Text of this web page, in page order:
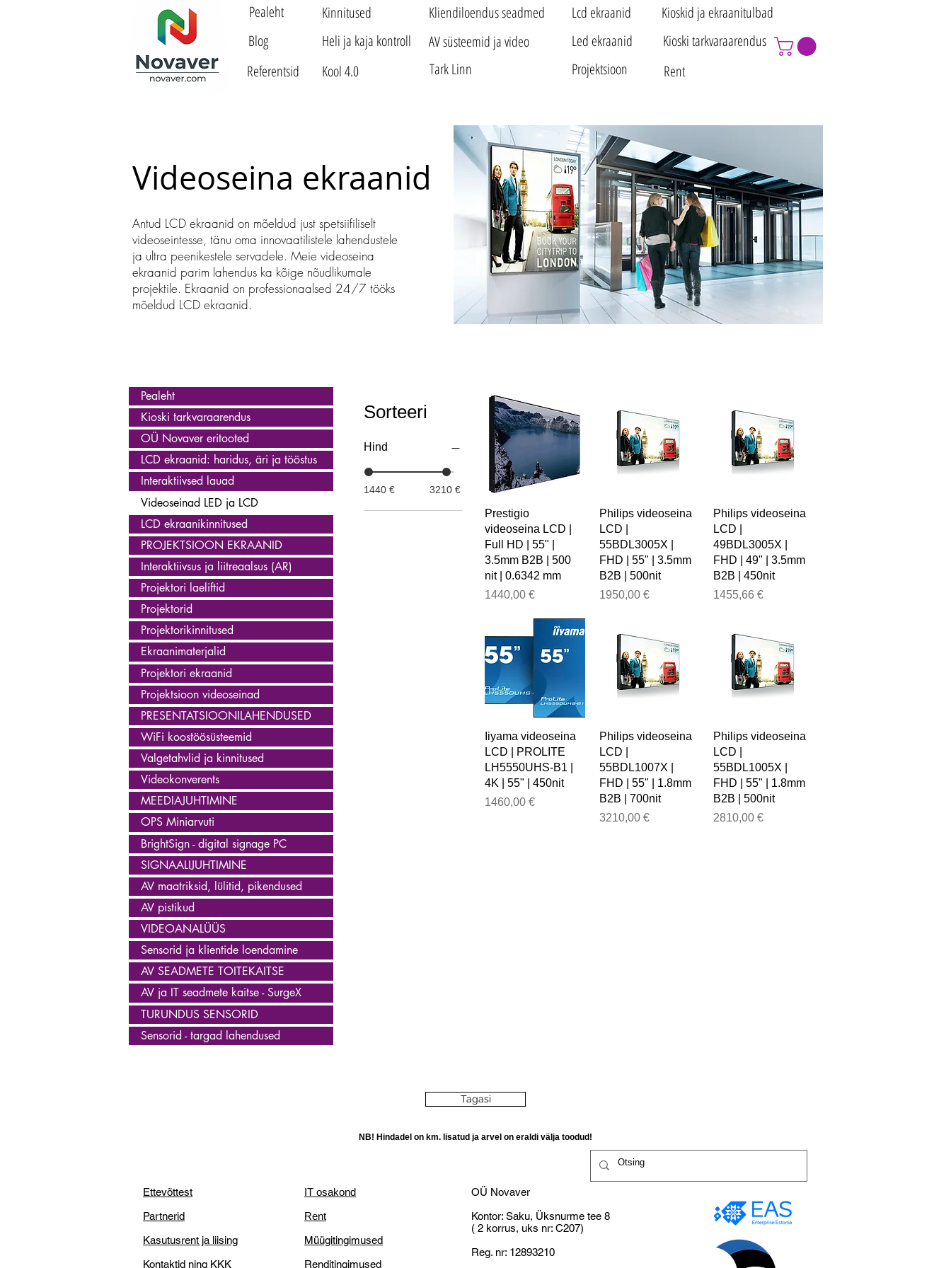
Pealeht
Blog
Referentsid
Heli ja kaja kontroll
Kinnitused
Kool 4.0
Kliendiloendus seadmed
AV süsteemid ja video
Tark Linn
Lcd ekraanid
Led ekraanid
Projektsioon
Kioskid ja ekraanitulbad
Kioski tarkvaraarendus
Rent
Videoseina ekraanid
Antud LCD ekraanid on mõeldud just spetsiifiliselt
videoseintesse, tänu oma innovaatilistele lahendustele
ja ultra peenikestele servadele. Meie videoseina
ekraanid parim lahendus ka kõige nõudlikumale
projektile. Ekraanid on professionaalsed 24/7 tööks
mõeldud LCD ekraanid.
Pealeht
Kioski tarkvaraarendus
OÜ Novaver eritooted
LCD ekraanid: haridus, äri ja tööstus
Interaktiivsed lauad
Videoseinad LED ja LCD
LCD ekraanikinnitused
PROJEKTSIOON EKRAANID
Interaktiivsus ja liitreaalsus (AR)
Projektori laeliftid
Projektorid
Projektorikinnitused
Ekraanimaterjalid
Projektori ekraanid
Projektsioon videoseinad
PRESENTATSIOONILAHENDUSED
WiFi koostöösüsteemid
Valgetahvlid ja kinnitused
Videokonverents
MEEDIAJUHTIMINE
OPS Miniarvuti
BrightSign - digital signage PC
SIGNAALIJUHTIMINE
AV maatriksid, lülitid, pikendused
AV pistikud
VIDEOANALÜÜS
Sensorid ja klientide loendamine
AV SEADMETE TOITEKAITSE
AV ja IT seadmete kaitse - SurgeX
TURUNDUS SENSORID
Sensorid - targad lahendused
Sorteeri
Hind
1440 € 3210 €
Prestigio
videoseina LCD |
Full HD | 55" |
3.5mm B2B | 500
nit | 0.6342 mm
Price
1440,00 €
Philips videoseina
LCD |
55BDL3005X |
FHD | 55" | 3.5mm
B2B | 500nit
Price
1950,00 €
Philips videoseina
LCD |
49BDL3005X |
FHD | 49" | 3.5mm
B2B | 450nit
Price
1455,66 €
Iiyama videoseina
LCD | PROLITE
LH5550UHS-B1 |
4K | 55" | 450nit
Price
1460,00 €
Philips videoseina
LCD |
55BDL1007X |
FHD | 55" | 1.8mm
B2B | 700nit
Price
3210,00 €
Philips videoseina
LCD |
55BDL1005X |
FHD | 55" | 1.8mm
B2B | 500nit
Price
2810,00 €
Tagasi
NB! Hindadel on km. lisatud ja arvel on eraldi välja toodud!
Ettevõttest
Partnerid
Kasutusrent ja liising
Kontaktid ning KKK
IT osakond
Rent
Müügitingimused
Renditingimused
OÜ Novaver
Kontor: Saku, Üksnurme tee 8
( 2 korrus, uks nr: C207)
Reg. nr: 12893210